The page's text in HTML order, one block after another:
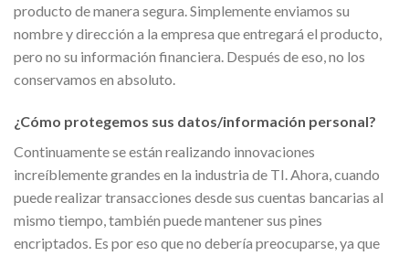
producto de manera segura. Simplemente enviamos su
nombre y dirección a la empresa que entregará el producto,
pero no su información financiera. Después de eso, no los
conservamos en absoluto.
¿Cómo protegemos sus datos/información personal?
Continuamente se están realizando innovaciones
increíblemente grandes en la industria de TI. Ahora, cuando
puede realizar transacciones desde sus cuentas bancarias al
mismo tiempo, también puede mantener sus pines
encriptados. Es por eso que no debería preocuparse, ya que